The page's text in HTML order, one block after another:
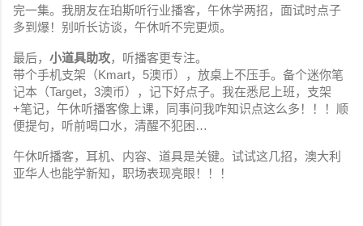
完一集。我朋友在珀斯听行业播客，午休学两招，面试时点子
多到爆！别听长访谈，午休听不完更烦。
最后， 小道具助攻，听播客更专注。
带个手机支架（Kmart，5澳币），放桌上不压手。备个迷你笔
记本（Target，3澳币），记下好点子。我在悉尼上班，支架
+笔记，午休听播客像上课，同事问我咋知识点这么多！！！顺
便提句，听前喝口水，清醒不犯困…
午休听播客，耳机、内容、道具是关键。试试这几招，澳大利
亚华人也能学新知，职场表现亮眼！！！